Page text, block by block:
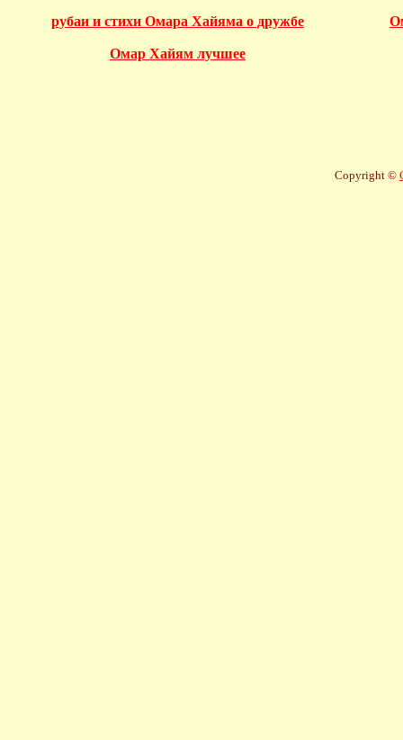
рубаи и стихи Омара Хайяма о дружбе
Омар Хайям лучшее
Copyright ©